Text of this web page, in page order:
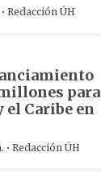
· Redacción ÚH
para
Caribe en
· Redacción ÚH